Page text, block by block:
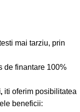
mai tarziu, prin
de finantare 100%
iti oferim posibilitatea
beneficii: